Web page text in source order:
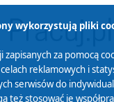
wykorzystują pliki
zapisanych za pomocą
reklamowych i
serwisów do
też stosować je